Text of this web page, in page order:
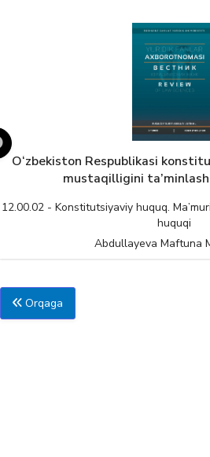
O‘zbekiston Respublikasi
mustaqilligini
12.00.02 - Konstitutsiyaviy huquq.
huquqi
Abdullayeva Maftuna
Orqaga